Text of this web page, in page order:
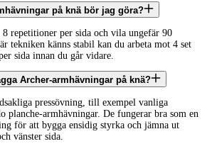
på knä bör jag göra?
repetitioner per sida och vila ungefär 90
tekniken känns stabil kan du arbeta mot 4 set
sida innan du går vidare.
Archer-armhävningar på knä?
pressövning, till exempel vanliga
planche-armhävningar. De fungerar bra som en
för att bygga ensidig styrka och jämna ut
vänster sida.